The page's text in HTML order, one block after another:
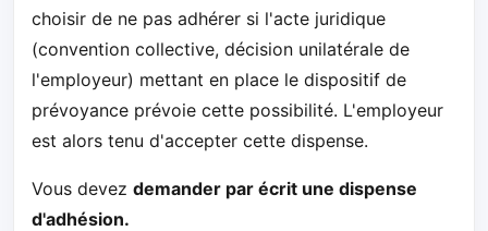
choisir de ne pas adhérer si l'acte juridique
(convention collective, décision unilatérale de
l'employeur) mettant en place le dispositif de
prévoyance prévoie cette possibilité. L'employeur
est alors tenu d'accepter cette dispense.
Vous devez demander par écrit une dispense
d'adhésion.